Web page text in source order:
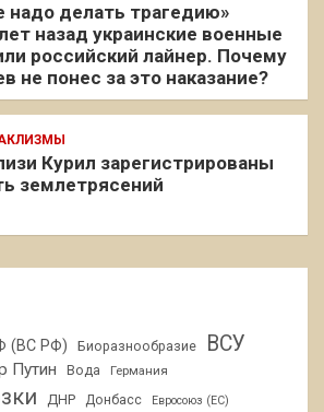
надо делать трагедию»
назад украинские военные
российский лайнер. Почему
не понес за это наказание?
Курил зарегистрированы
землетрясений
(ВС РФ) Биоразнообразие ВСУ
Путин Вода Германия
ДНР Донбасс Евросоюз (ЕС)